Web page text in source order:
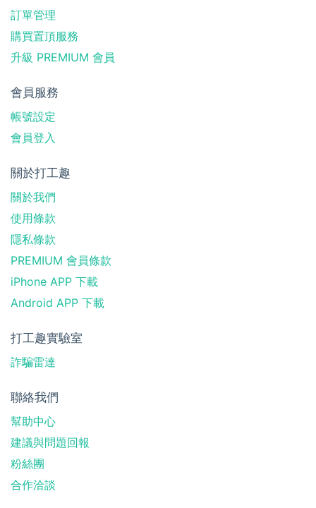
訂單管理
購買置頂服務
升級 PREMIUM 會員
會員服務
帳號設定
會員登入
關於打工趣
關於我們
使用條款
隱私條款
PREMIUM 會員條款
iPhone APP 下載
Android APP 下載
打工趣實驗室
詐騙雷達
聯絡我們
幫助中心
建議與問題回報
粉絲團
合作洽談